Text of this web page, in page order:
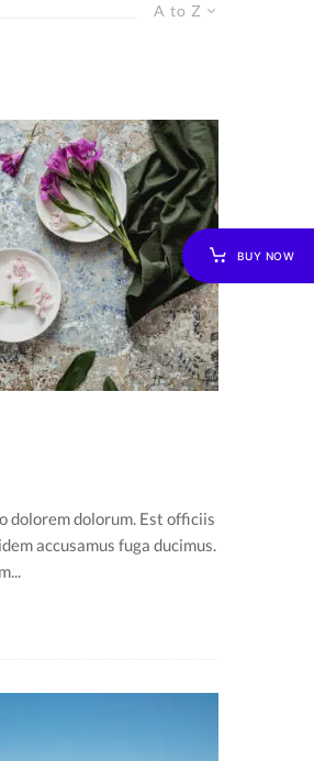
A to Z
dolorem dolorum. Est officiis
accusamus fuga ducimus.
BUY NOW